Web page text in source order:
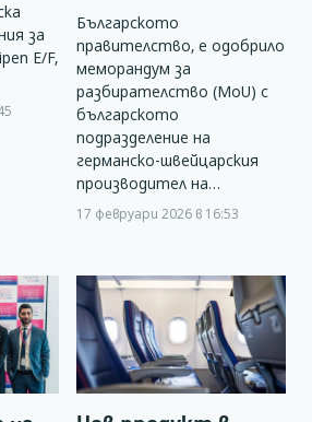
за
E/F,
Българското
правителство, е одобрило
меморандум за
разбирателство (MoU) с
българското
подразделение на
германско-швейцарския
производител на…
17 февруари 2026 в 16:53